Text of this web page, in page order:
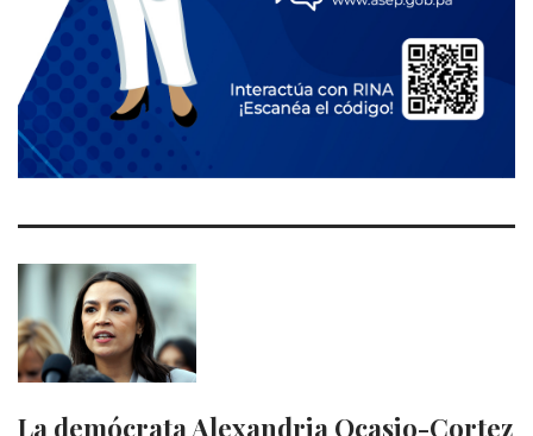
La demócrata Alexandria Ocasio-Cortez